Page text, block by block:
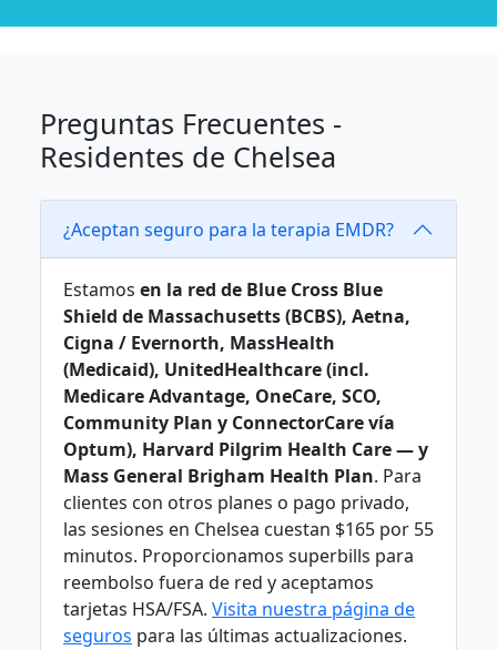
Preguntas Frecuentes -
Residentes de Chelsea
¿Aceptan seguro para la terapia EMDR?
Estamos en la red de Blue Cross Blue
Shield de Massachusetts (BCBS), Aetna,
Cigna / Evernorth, MassHealth
(Medicaid), UnitedHealthcare (incl.
Medicare Advantage, OneCare, SCO,
Community Plan y ConnectorCare vía
Optum), Harvard Pilgrim Health Care — y
Mass General Brigham Health Plan. Para
clientes con otros planes o pago privado,
las sesiones en Chelsea cuestan $165 por 55
minutos. Proporcionamos superbills para
reembolso fuera de red y aceptamos
tarjetas HSA/FSA. Visita nuestra página de
seguros para las últimas actualizaciones.